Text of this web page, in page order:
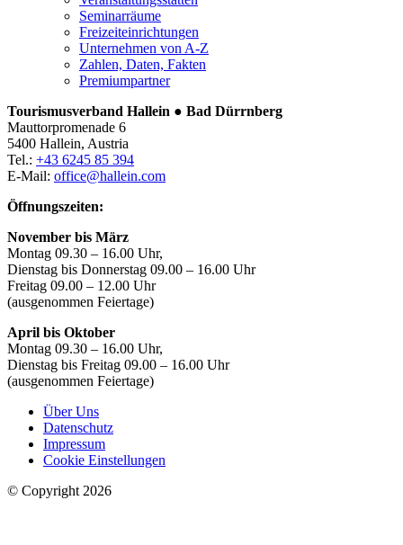
Seminarräume
Freizeiteinrichtungen
Unternehmen von A-Z
Zahlen, Daten, Fakten
Premiumpartner
Tourismusverband Hallein ● Bad Dürrnberg
Mauttorpromenade 6
5400 Hallein, Austria
Tel.: +43 6245 85 394
E-Mail: office@hallein.com
Öffnungszeiten:
November bis März
Montag 09.30 – 16.00 Uhr,
Dienstag bis Donnerstag 09.00 – 16.00 Uhr
Freitag 09.00 – 12.00 Uhr
(ausgenommen Feiertage)
April bis Oktober
Montag 09.30 – 16.00 Uhr,
Dienstag bis Freitag 09.00 – 16.00 Uhr
(ausgenommen Feiertage)
Über Uns
Datenschutz
Impressum
Cookie Einstellungen
© Copyright 2026